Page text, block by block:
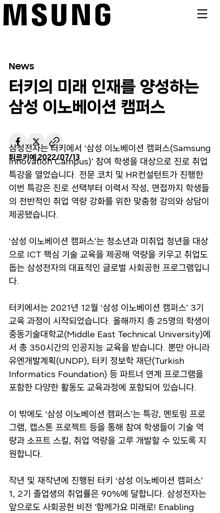
News
터키의 미래 인재를 양성하는
삼성 이노베이션 캠퍼스
튀르키예2022/07/13
삼성전자는 터키에서 ‘삼성 이노베이션 캠퍼스(Samsung
Innovation Campus)’ 참여 학생을 대상으로 진로 취업
특강을 열었습니다. 전문 코치 및 HR컨설턴트가 진행한
이번 특강은 진로 선택부터 이력서 작성, 면접까지 학생들
의 전반적인 취업 역량 강화를 위한 맞춤형 강의와 상담이
제공됐습니다.
‘삼성 이노베이션 캠퍼스’는 청소년과 미취업 청년을 대상
으로 ICT 핵심 기술 교육을 제공해 역량을 키우고 취업도
돕는 삼성전자의 대표적인 글로벌 사회공헌 프로그램입니
다.
터키에서는 2021년 12월 ‘삼성 이노베이션 캠퍼스’ 3기
교육 과정이 시작되었습니다. 올해까지 총 25명의 학생이
중동기술대학교(Middle East Technical University)에
서 총 350시간의 인공지능 교육을 받습니다. 뿐만 아니라
유엔개발계획(UNDP), 터키 정보학 재단(Turkish
Informatics Foundation) 등 파트너 연계 프로그램을
포함한 다양한 활동도 교육과정에 포함되어 있습니다.
이 밖에도 ‘삼성 이노베이션 캠퍼스’는 특강, 멘토링 프로
그램, 캡스톤 프로젝트 등을 통해 참여 학생들이 기술 역
량과 소프트 스킬, 취업 역량을 고루 개발할 수 있도록 지
원합니다.
작년 및 재작년에 진행된 터키 ‘삼성 이노베이션 캠퍼스’
1, 2기 졸업생의 취업률은 90%에 달합니다. 삼성전자는
앞으로도 사회공헌 비전 '함께가요 미래로! Enabling